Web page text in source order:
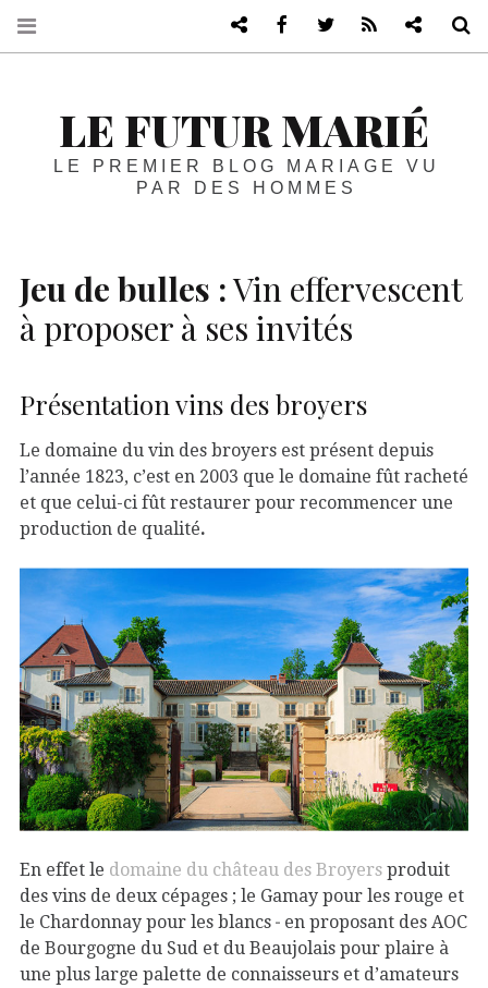
LE FUTUR MARIÉ
LE PREMIER BLOG MARIAGE VU
PAR DES HOMMES
Jeu de bulles :Vin effervescent
à proposer à ses invités
Présentation vins des broyers
Le domaine du vin des broyers est présent depuis
l’année 1823, c’est en 2003 que le domaine fût racheté
et que celui-ci fût restaurer pour recommencer une
production de qualité.
En effet le domaine du château des Broyers produit
des vins de deux cépages ; le Gamay pour les rouge et
le Chardonnay pour les blancs
en proposant des AOC
de Bourgogne du Sud et du Beaujolais pour plaire à
une plus large palette de connaisseurs et d’amateurs
Blog de mariage vu par les
FacebookTwitter RSS Blog